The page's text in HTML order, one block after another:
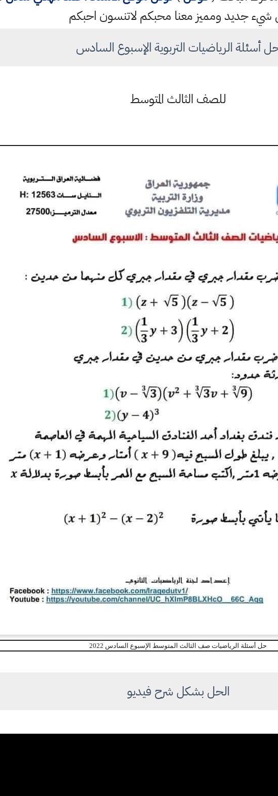
شيء جديد ومميز معنا محبكم لاتنسون احبكم
أسئلة الرياضيات التربوية الإسبوع السادس
للصف الثالث المتوسط
حل أسئلة الرياضيات صف الثالث المتوسط الإسبوع السادس 2022
الحل بشكل شرح فيديو